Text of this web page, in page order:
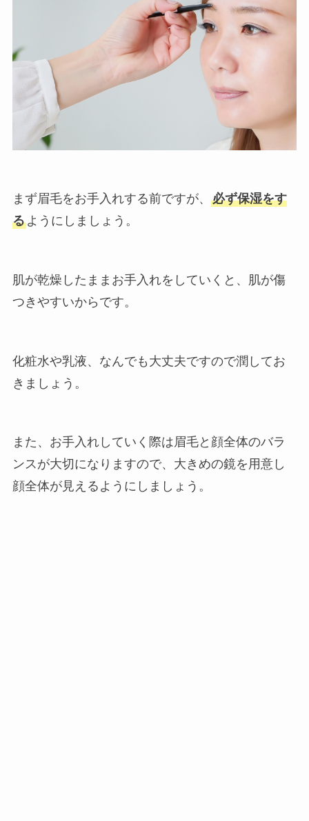
まず眉毛をお手入れする前ですが、 必ず保湿をす
るようにしましょう。
肌が乾燥したままお手入れをしていくと、肌が傷
つきやすいからです。
化粧水や乳液、なんでも大丈夫ですので潤してお
きましょう。
また、お手入れしていく際は眉毛と顔全体のバラ
ンスが大切になりますので、大きめの鏡を用意し
顔全体が見えるようにしましょう。